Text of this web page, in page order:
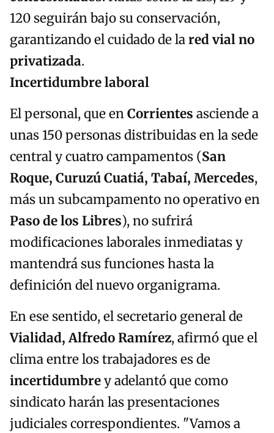
120 seguirán bajo su conservación,
garantizando el cuidado de lared vial no
privatizada.
Incertidumbre laboral
El personal, que enCorrientes asciende a
unas 150 personas distribuidas en la sede
central y cuatro campamentos (San
Roque, Curuzú Cuatiá, Tabaí, Mercedes,
más un subcampamento no operativo en
Paso de los Libres), no sufrirá
modificaciones laborales inmediatas y
mantendrá sus funciones hasta la
definición del nuevo organigrama.
En ese sentido, el secretario general de
Vialidad, Alfredo Ramírez, afirmó que el
clima entre los trabajadores es de
incertidumbrey adelantó que como
sindicato harán las presentaciones
judiciales correspondientes. "Vamos a